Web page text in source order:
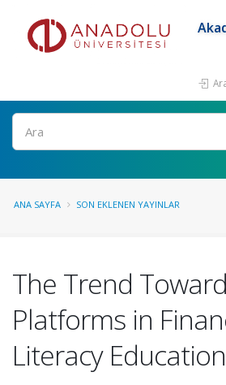
Ara
ANA SAYFA SON EKLENEN YAYINLAR
The Trend
Platforms in
Literacy Education